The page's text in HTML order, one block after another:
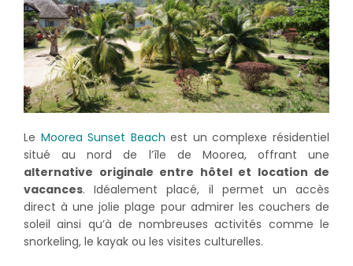
Le Moorea Sunset Beach est un complexe résidentiel
situé au nord de l’île de Moorea, offrant une
alternative originale entre hôtel et location de
vacances. Idéalement placé, il permet un accès
direct à une jolie plage pour admirer les couchers de
soleil ainsi qu’à de nombreuses activités comme le
snorkeling, le kayak ou les visites culturelles.